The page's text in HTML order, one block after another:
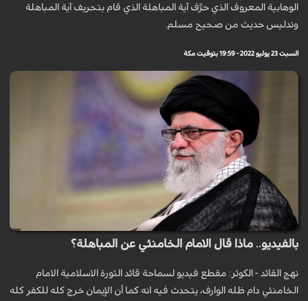
الوهابية المعروف الذي حرَّف آية المباهلة الذي قام بتحريف آية المباهلة
وتدليس حديث من صحيح مسلم.
السبت 23 يوليو 2022 - 19:59 بتوقيت مكة
بالفيديو.. ماذا قال الامام الخامنئي عن المباهلة؟
نهج القائد - الكوثر: مقطع فيديو لسماحة قائد الثورة الاسلامية الامام
الخامنئي دام ظله الوارف، يتحدث فيه انه كما أن الإيمان خرج كله للكفر كله